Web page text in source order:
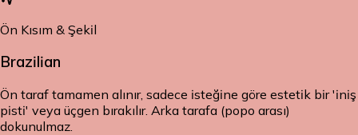
Ön Kısım & Şekil
Brazilian
Ön taraf tamamen alınır, sadece isteğine göre estetik bir 'iniş
pisti' veya üçgen bırakılır. Arka tarafa (popo arası)
dokunulmaz.